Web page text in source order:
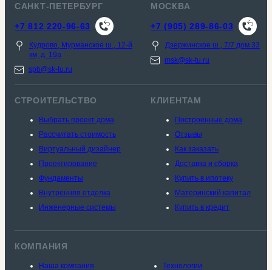
САНКТ-ПЕТЕРБУРГ
+7 812 220-96-63
Кудрово, Мурманское ш., 12-й
км, д. 19a
spb@sk-tu.ru
МОСКВА
+7 (905) 289-86-03
Дзержинское ш., 7/7 дом 33
msk@sk-tu.ru
СТРОИТЕЛЬСТВО
Выбрать проект дома
Рассчитать стоимость
Виртуальный дизайнер
Проектирование
Фундаменты
Внутренняя отделка
Инженерные системы
КЛИЕНТАМ
Построенные дома
Отзывы
Как заказать
Доставка и сборка
Купить в ипотеку
Материнский капитал
Купить в кредит
КОМПАНИЯ
Наша компания
Технологии